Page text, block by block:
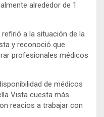
alrededor de 1
a la situación de la
y reconoció que
profesionales médicos
de médicos
Vista cuesta más
reacios a trabajar con